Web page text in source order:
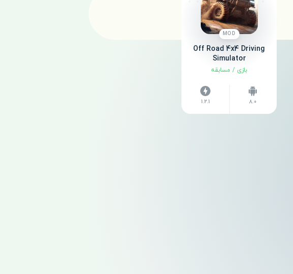
MOD
Off Road 4x4 Driving
Simulator
بازی / مسابقه
8.0
1.2.1